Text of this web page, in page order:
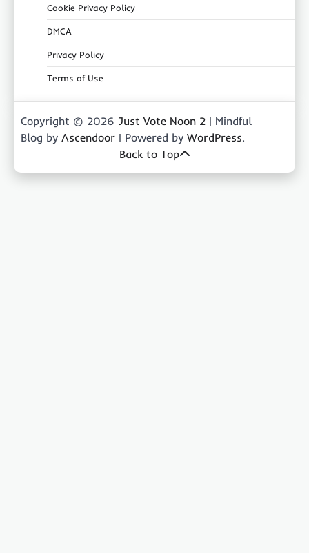
Cookie Privacy Policy
DMCA
Privacy Policy
Terms of Use
Copyright © 2026 Just Vote Noon 2 | Mindful
Blog by Ascendoor | Powered by WordPress.
Back to Top